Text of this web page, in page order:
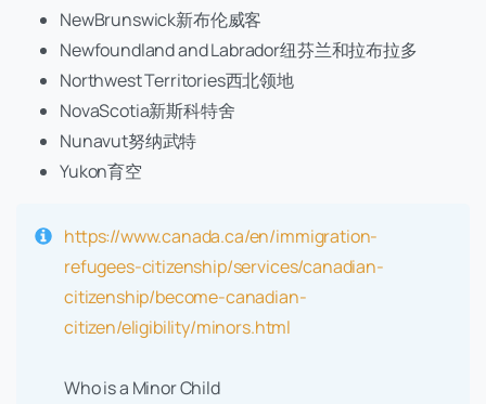
NewBrunswick新布伦威客
Newfoundland and Labrador纽芬兰和拉布拉多
Northwest Territories西北领地
NovaScotia新斯科特舍
Nunavut努纳武特
Yukon育空
https://www.canada.ca/en/immigration-
refugees-citizenship/services/canadian-
citizenship/become-canadian-
citizen/eligibility/minors.html
Who is a Minor Child